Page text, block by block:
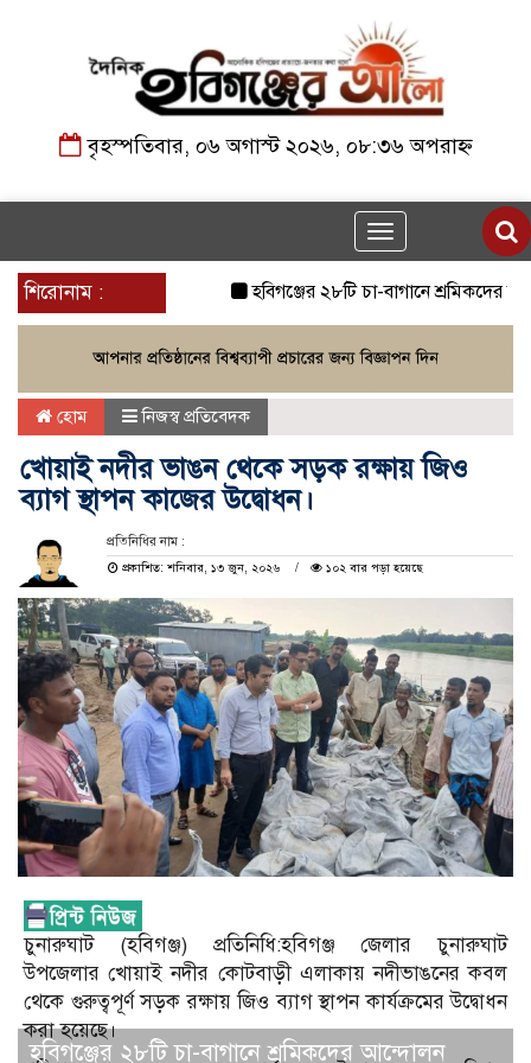
বৃহস্পতিবার, ০৬ অগাস্ট ২০২৬, ০৮:৩৬ অপরাহ্ন
Toggle
navigation
শিরোনাম :
হবিগঞ্জের ২৮টি চা-বাগানে শ্রমিকদের
হোম নিজস্ব প্রতিবেদক
খোয়াই নদীর ভাঙন থেকে সড়ক রক্ষায় জিও
ব্যাগ স্থাপন কাজের উদ্বোধন।
প্রতিনিধির নাম :
প্রকাশিত: শনিবার, ১৩ জুন, ২০২৬
১০২ বার পড়া হয়েছে
চুনারুঘাট (হবিগঞ্জ) প্রতিনিধি:হবিগঞ্জ জেলার চুনারুঘাট
উপজেলার খোয়াই নদীর কোটবাড়ী এলাকায় নদীভাঙনের কবল
থেকে গুরুত্বপূর্ণ সড়ক রক্ষায় জিও ব্যাগ স্থাপন কার্যক্রমের উদ্বোধন
করা হয়েছে।
হবিগঞ্জের ২৮টি চা-বাগানে শ্রমিকদের আন্দোলন